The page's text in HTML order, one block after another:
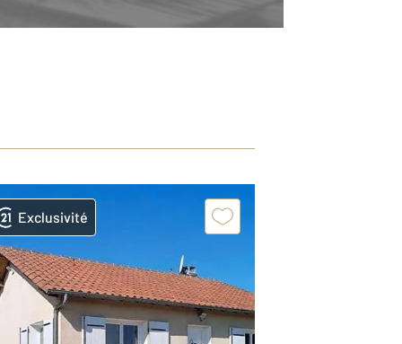
Exclusivité